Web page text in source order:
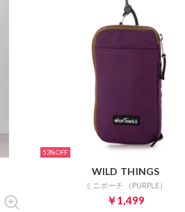
53%
WILD THINGS
ミニポーチ （PURPLE）
￥1,499